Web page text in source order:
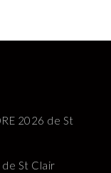
2026 de St
St Clair